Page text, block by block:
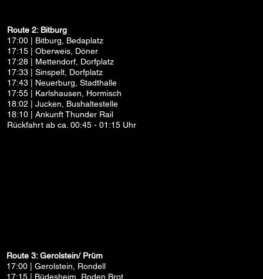
Route 3: Gerolstein/ Prüm
17:00 | Gerolstein, Rondell
17:15 | Büdesheim, Roden Brot
Route 2: Bitburg
17:00 | Bitburg, Bedaplatz
17:15 | Oberweis, Döner
17:28 | Mettendorf, Dorfplatz
17:33 | Sinspelt, Dorfplatz
17:43 | Neuerburg, Stadthalle
17:55 | Karlshausen, Hormisch
18:02 | Jucken, Bushaltestelle
18:10 | Ankunft Thunder Rail
Rückfahrt ab ca. 00:45 - 01:15 Uhr